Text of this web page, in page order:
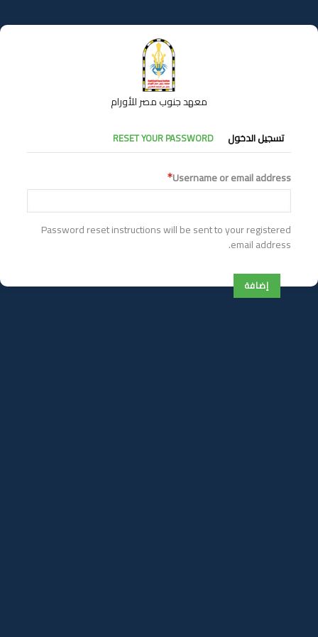
إلى
المحتوى
معهد جنوب مصر للأورام
التبويبات
الأساسية
تسجيل الدخول RESET YOUR PASSWORD
Username or email address
Password reset instructions will be sent to your registered
email address.